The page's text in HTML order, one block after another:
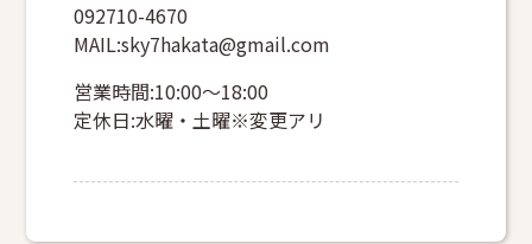
092710-4670
MAIL:sky7hakata@gmail.com
営業時間:10:00～18:00
定休日:水曜・土曜※変更アリ